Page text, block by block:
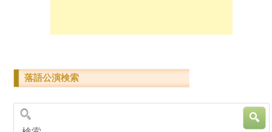
落語公演検索